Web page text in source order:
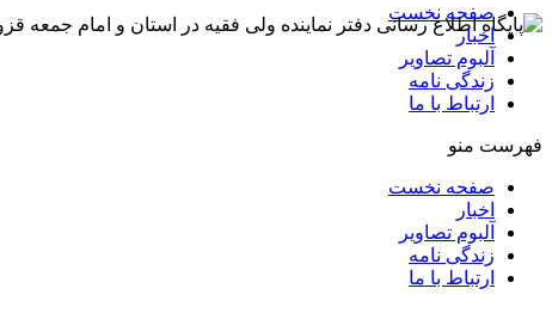
صفحه نخست
اخبار
آلبوم تصاویر
زندگی نامه
ارتباط با ما
فهرست منو
صفحه نخست
اخبار
آلبوم تصاویر
زندگی نامه
ارتباط با ما